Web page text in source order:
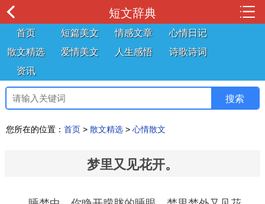
短文辞典
首页 短篇美文 情感文章
心情日记
散文精选
爱情美文 人生感悟
诗歌诗词
资讯
您所在的位置： 首页 > 散文精选 > 心情散文
梦里又见花开。